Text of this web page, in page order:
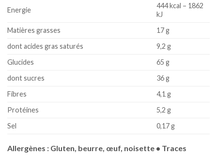
Energie
444 kcal – 1862
kJ
Matières grasses
17 g
dont acides gras saturés
9,2 g
Glucides
65 g
dont sucres
36 g
Fibres
4,1 g
Protéines
5,2 g
Sel
0,17 g
Allergènes : Gluten, beurre, œuf, noisette • Traces